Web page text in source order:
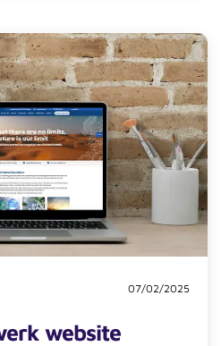
07/02/2025
website